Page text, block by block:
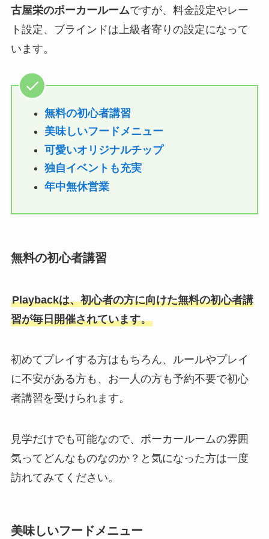
古屋栄のポーカールームですが、料金設定やレー
ト設定、ブラインドは上級者寄りの設定になって
います。
無料の初心者講習
美味しいフードメニュー
可愛いオリジナルチップ
独自イベントも充実
年中無休営業
無料の初心者講習
Playbackは、初心者の方に向けた無料の初心者講
習が毎日開催されています。
初めてプレイする方はもちろん、ルールやプレイ
に不安がある方も、お一人の方も予約不要で初心
者講習を受けられます。
見学だけでも可能なので、ポーカールームの雰囲
気ってどんなものなのか？と気になった方は一度
訪れてみてください。
美味しいフードメニュー